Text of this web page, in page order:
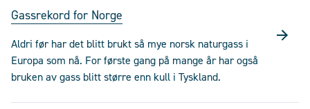
Gassrekord for Norge
Aldri før har det blitt brukt så mye norsk naturgass i
Europa som nå. For første gang på mange år har også
bruken av gass blitt større enn kull i Tyskland.